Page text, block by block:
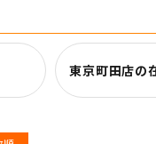
東京町田店の